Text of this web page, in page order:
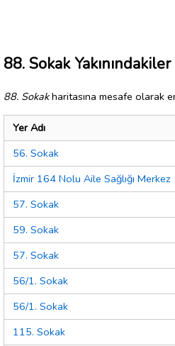
88. Sokak Yakınındakiler
88. Sokakharitasına mesafe olarak
Yer Adı
56. Sokak
İzmir 164 Nolu Aile Sağlığı Merkez
57. Sokak
59. Sokak
57. Sokak
56/1. Sokak
56/1. Sokak
115. Sokak